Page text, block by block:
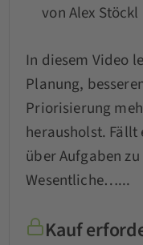
von Alex Stöckl
In diesem Video
Planung,
Priorisierung
herausholst.
über Aufgaben
Wesentliche…...
Kauf